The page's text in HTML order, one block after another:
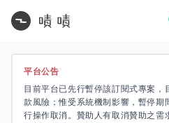
平台公告
目前平台已先行暫停該訂閱式專案，
款風險；惟受系統機制影響，暫停期
行操作取消。贊助人有取消贊助之需